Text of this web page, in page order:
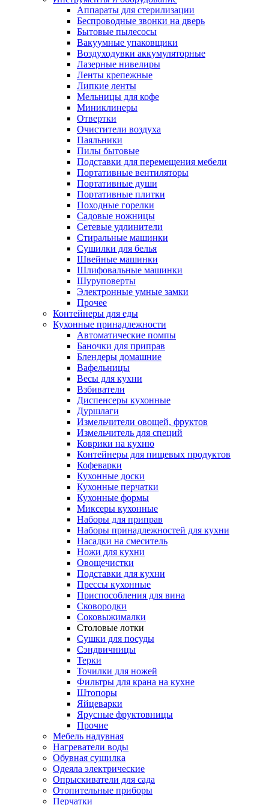
Аппараты для стерилизации
Беспроводные звонки на дверь
Бытовые пылесосы
Вакуумные упаковщики
Воздуходувки аккумуляторные
Лазерные нивелиры
Ленты крепежные
Липкие ленты
Мельницы для кофе
Миниклинеры
Отвертки
Очистители воздуха
Паяльники
Пилы бытовые
Подставки для перемещения мебели
Портативные вентиляторы
Портативные души
Портативные плитки
Походные горелки
Садовые ножницы
Сетевые удлинители
Стиральные машинки
Сушилки для белья
Швейные машинки
Шлифовальные машинки
Шуруповерты
Электронные умные замки
Прочее
Контейнеры для еды
Кухонные принадлежности
Автоматические помпы
Баночки для приправ
Блендеры домашние
Вафельницы
Весы для кухни
Взбиватели
Диспенсеры кухонные
Дуршлаги
Измельчители овощей, фруктов
Измельчитель для специй
Коврики на кухню
Контейнеры для пищевых продуктов
Кофеварки
Кухонные доски
Кухонные перчатки
Кухонные формы
Миксеры кухонные
Наборы для приправ
Наборы принадлежностей для кухни
Насадки на смеситель
Ножи для кухни
Овощечистки
Подставки для кухни
Прессы кухонные
Приспособления для вина
Сковородки
Соковыжималки
Столовые лотки
Сушки для посуды
Сэндвичницы
Терки
Точилки для ножей
Фильтры для крана на кухне
Штопоры
Яйцеварки
Ярусные фруктовницы
Прочие
Мебель надувная
Нагреватели воды
Обувная сушилка
Одеяла электрические
Опрыскиватели для сада
Отопительные приборы
Перчатки